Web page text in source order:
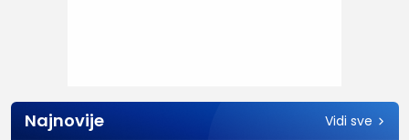
Najnovije Vidi sve